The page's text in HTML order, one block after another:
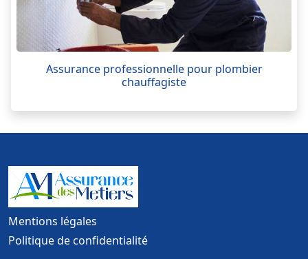
Assurance professionnelle pour plombier
chauffagiste
Mentions légales
Politique de confidentialité